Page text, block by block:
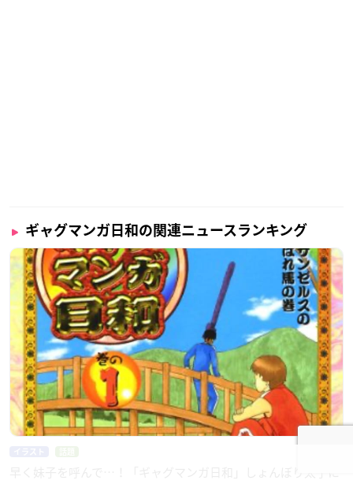
ギャグマンガ日和の関連ニュースランキング